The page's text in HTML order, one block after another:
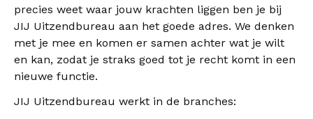
precies weet waar jouw krachten liggen ben je bij
JIJ Uitzendbureau aan het goede adres. We denken
met je mee en komen er samen achter wat je wilt
en kan, zodat je straks goed tot je recht komt in een
nieuwe functie.
JIJ Uitzendbureau werkt in de branches: